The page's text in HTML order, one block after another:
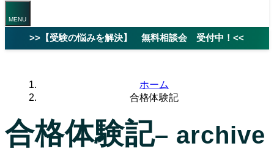
>>【受験の悩みを解決】 無料相談会 受付中！<<
ホーム
合格体験記
合格体験記– archive